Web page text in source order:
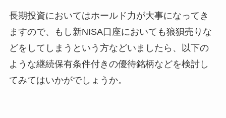
長期投資においてはホールド力が大事になってき
ますので、もし新NISA口座においても狼狽売りな
どをしてしまうという方などいましたら、以下の
ような継続保有条件付きの優待銘柄などを検討し
てみてはいかがでしょうか。